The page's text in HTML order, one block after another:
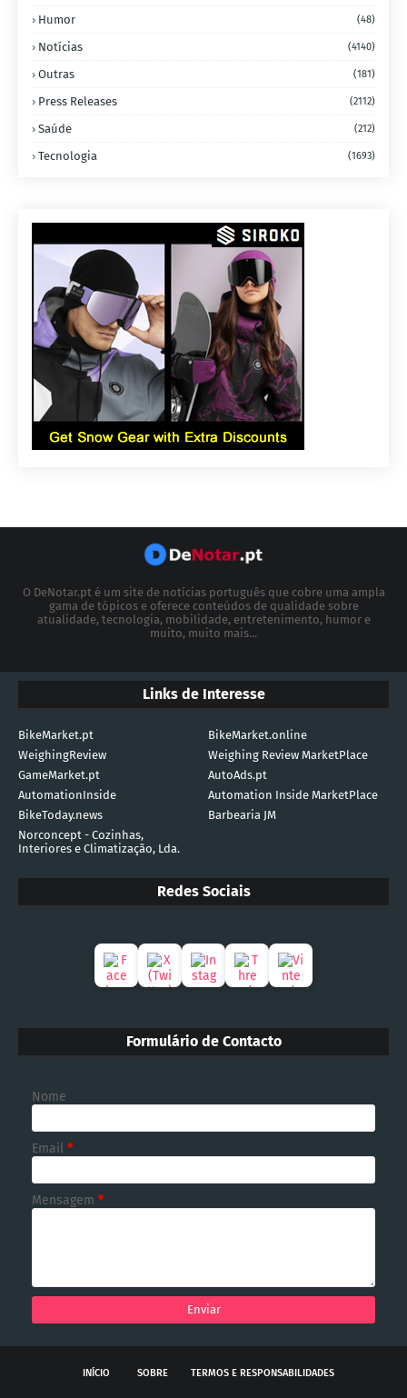
Humor (48)
Notícias (4140)
Outras (181)
Press Releases (2112)
Saúde (212)
Tecnologia (1693)
O DeNotar.pt é um site de notícias português que cobre uma ampla
gama de tópicos e oferece conteúdos de qualidade sobre
atualidade, tecnologia, mobilidade, entretenimento, humor e
muito, muito mais...
Links de Interesse
BikeMarket.pt
BikeMarket.online
WeighingReview
Weighing Review MarketPlace
GameMarket.pt
AutoAds.pt
AutomationInside
Automation Inside MarketPlace
BikeToday.news
Barbearia JM
Norconcept - Cozinhas,
Interiores e Climatização, Lda.
Redes Sociais
Formulário de Contacto
Nome
Email *
Mensagem *
INÍCIO SOBRE TERMOS E RESPONSABILIDADES